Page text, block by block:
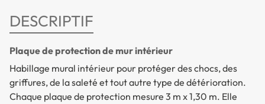
DESCRIPTIF
Plaque de protection de mur intérieur
Habillage mural intérieur pour protéger des chocs, des
griffures, de la saleté et tout autre type de détérioration.
Chaque plaque de protection mesure 3 m x 1,30 m. Elle